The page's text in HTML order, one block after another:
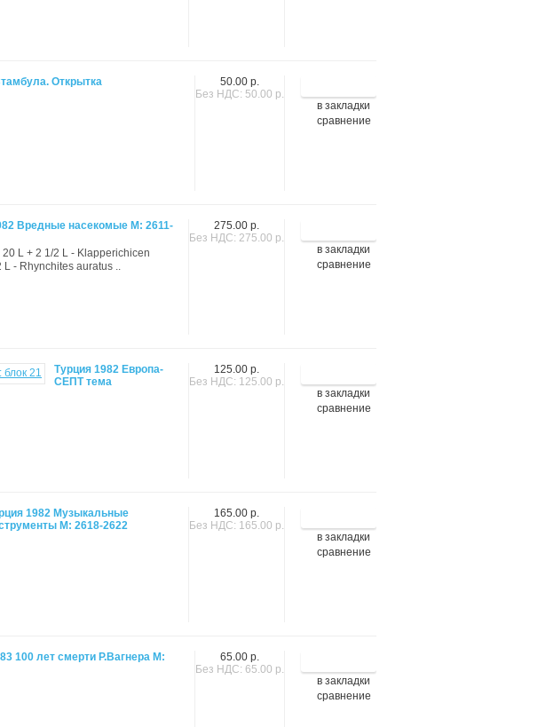
в закладки
сравнение
50.00 р.
Без НДС: 50.00 р.
Открытка
в закладки
сравнение
275.00 р.
Без НДС: 275.00 р.
Вредные насекомые М: 2611-
L + 2 1/2 L - Klapperichicen
- Rhynchites auratus ..
в закладки
сравнение
125.00 р.
Без НДС: 125.00 р.
Турция 1982 Европа-
СЕПТ тема
в закладки
сравнение
165.00 р.
Без НДС: 165.00 р.
1982 Музыкальные
М: 2618-2622
в закладки
сравнение
65.00 р.
Без НДС: 65.00 р.
100 лет смерти Р.Вагнера М: